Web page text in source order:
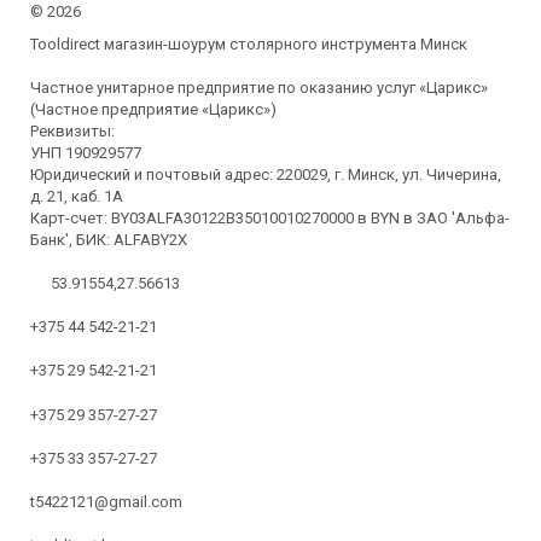
© 2026
Tooldirect магазин-шоурум столярного инструмента Минск
Частное унитарное предприятие по оказанию услуг «Царикс»
(Частное предприятие «Царикс»)
Реквизиты:
УНП 190929577
Юридический и почтовый адрес: 220029, г. Минск, ул. Чичерина,
д. 21, каб. 1А
Карт-счет: BY03ALFA30122B35010010270000 в BYN в ЗАО 'Альфа-
Банк', БИК: ALFABY2X
53.91554,27.56613
+375 44 542-21-21
+375 29 542-21-21
+375 29 357-27-27
+375 33 357-27-27
t5422121@gmail.com